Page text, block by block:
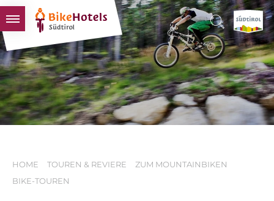
BIKEHOTELS
HOTELS & PAKETE
TOUREN & REVIERE
SÜDTIROL & WIR
HOME TOUREN & REVIERE
ZUM MOUNTAINBIKEN
BIKE-TOUREN